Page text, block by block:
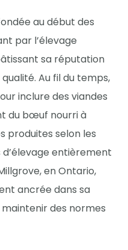
au début des
par l’élevage
sa réputation
Au fil du temps,
inclure des viandes
du bœuf nourri à
produites selon les
entièrement
en Ontario,
ancrée dans sa
des normes